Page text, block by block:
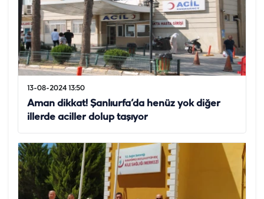
13-08-2024 13:50
Aman dikkat! Şanlıurfa’da henüz yok diğer
illerde aciller dolup taşıyor